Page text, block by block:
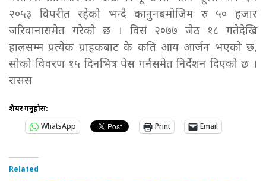
२०५३ विपरीत रहेको भन्दै कानुनबमोजिम रु ५० हजार
जरिवानासमेत गरेको छ । विसं २०७७ जेठ १८ गतेदेखि
हालसम्म प्रत्येक ग्राहकबाट के कति आय आर्जन भएको छ,
सोको विवरण १५ दिनभित्र पेस गर्नसमेत निर्देशन दिएको छ ।
रासस
शेयर गर्नुहोस:
WhatsApp
Print Email
Related